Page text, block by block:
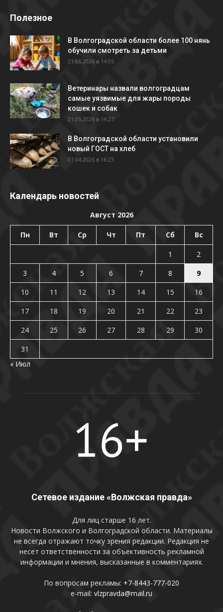
Полезное
В Волгоградской области более 100 нянь
обучили смотреть за детьми
21.06.2026 в 14:05
Ветеринары назвали волгоградцам
самые уязвимые для жары породы
кошек и собак
21.05.2026 в 14:27
В Волгоградской области установили
новый ГОСТ на хлеб
01.04.2026 в 16:23
Календарь новостей
Август 2026
Пн Вт Ср Чт Пт Сб Вс
1
2
3
4 5 6 7 8
9
10
11 12 13 14 15
16
17
18 19 20 21 22
23
24
25 26 27 28 29
30
31
« Июл
Сетевое издание «Волжская правда»
Для лиц старше 16 лет.
Новости Волжского и Волгоградской области. Материалы
не всегда отражают точку зрения редакции. Редакция не
несет ответственности за объективность рекламной
информации и мнения, высказанные в комментариях.
По вопросам рекламы: +7-8443-777-020
e-mail: vlzpravda@mail.ru